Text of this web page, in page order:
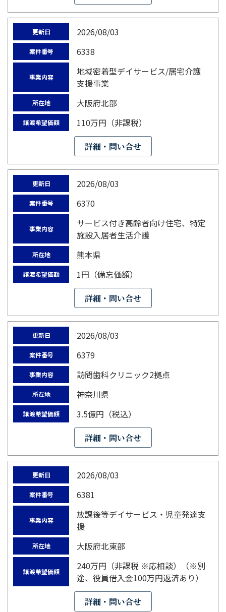
更新日 2026/08/03
案件番号 6338
事業内容
地域密着型デイサービス/居宅介護
支援事業
所在地 大阪府北部
譲渡希望価額 110万円（非課税）
詳細・問い合せ
更新日 2026/08/03
案件番号 6370
事業内容
サービス付き高齢者向け住宅、特定
施設入居者生活介護
所在地 熊本県
譲渡希望価額 1円（備忘価額）
詳細・問い合せ
更新日 2026/08/03
案件番号 6379
事業内容 訪問歯科クリニック2拠点
所在地 神奈川県
譲渡希望価額 3.5億円（税込）
詳細・問い合せ
更新日 2026/08/03
案件番号 6381
事業内容
放課後等デイサービス・児童発達支
援
所在地 大阪府北東部
譲渡希望価額
240万円（非課税 ※応相談）（※別
途、役員借入金100万円返済あり）
詳細・問い合せ